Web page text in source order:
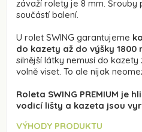
závaží rolety je 8 mm. Šrouby
součástí balení.
U rolet SWING garantujeme
do kazety až do výšky 1800
silnější látky nemusí do
volně viset. To ale nijak
Roleta SWING PREMIUM je
vodicí lišty a kazeta jsou
VÝHODY PRODUKTU